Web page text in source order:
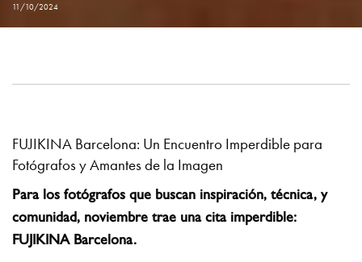
11/10/2024
FUJIKINA Barcelona: Un Encuentro Imperdible para
Fotógrafos y Amantes de la Imagen
Para los fotógrafos que buscan inspiración, técnica, y
comunidad, noviembre trae una cita imperdible:
FUJIKINA Barcelona.